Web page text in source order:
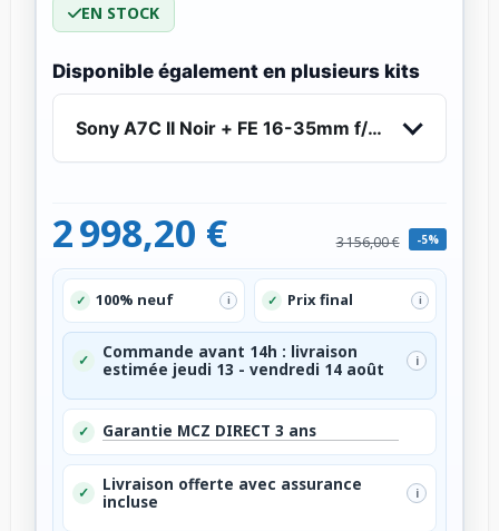
EN STOCK
Disponible également en plusieurs kits
Sony A7C II Noir + FE 16-35mm f/2.8 GM II
2 998,20 € 3 156,00 € -5%
✓ 100% neuf i ✓ Prix final i
✓
Commande avant 14h : livraison
estimée jeudi 13 - vendredi 14 août
i
✓ Garantie MCZ DIRECT 3 ans
✓
Livraison offerte avec assurance
incluse
i